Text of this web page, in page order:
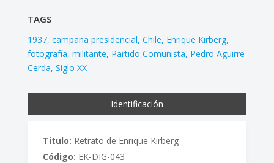
TAGS
1937 campaña presidencial Chile Enrique Kirberg
fotografía militante Partido Comunista Pedro Aguirre
Cerda Siglo XX
Identificación
Titulo: Retrato de Enrique Kirberg
Código: EK-DIG-043